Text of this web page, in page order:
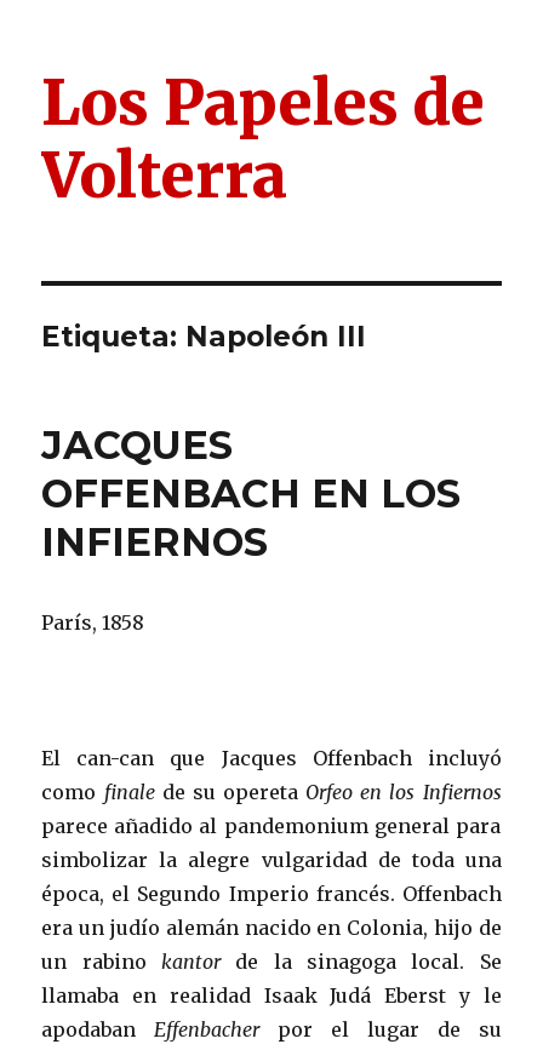
Los Papeles de
Volterra
Etiqueta: Napoleón III
JACQUES
OFFENBACH EN LOS
INFIERNOS
París, 1858
El can-can que Jacques Offenbach incluyó
como finale de su opereta Orfeo en los Infiernos
parece añadido al pandemonium general para
simbolizar la alegre vulgaridad de toda una
época, el Segundo Imperio francés. Offenbach
era un judío alemán nacido en Colonia, hijo de
un rabino kantorde la sinagoga local. Se
llamaba en realidad Isaak Judá Eberst y le
apodabanEffenbacher por el lugar de su